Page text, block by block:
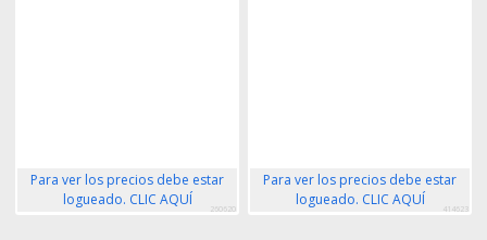
Para ver los precios debe estar
logueado. CLIC AQUÍ
260620
Para ver los precios debe estar
logueado. CLIC AQUÍ
414623